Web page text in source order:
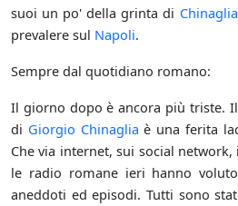
suoi un po' della grinta di Chinaglia
prevalere sul Napoli.
Sempre dal quotidiano romano:
Il giorno dopo è ancora più triste.
di Giorgio Chinaglia è una ferita
Che via internet, sui social
le radio romane ieri hanno
aneddoti ed episodi. Tutti sono